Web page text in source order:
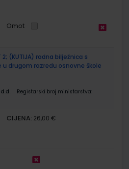
Omot
2; (KUTIJA) radna bilježnica s
drugom razredu osnovne škole
d.d.
Registarski broj ministarstva:
CIJENA: 26,00 €